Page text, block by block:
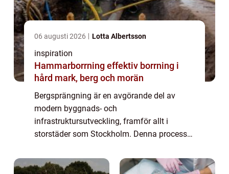
06 augusti 2026 Lotta Albertsson
inspiration
Hammarborrning effektiv borrning i
hård mark, berg och morän
Bergsprängning är en avgörande del av
modern byggnads- och
infrastruktursutveckling, framför allt i
storstäder som Stockholm. Denna process
den är en vetenskap som kr&a...